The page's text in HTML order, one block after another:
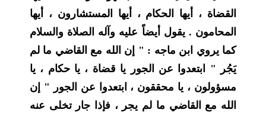
القضاة ، أيها الحكام ، أيها المستشارون ، أيها
المحامون . يقول أيضاً عليه وآله الصلاة والسلام
كما يروي ابن ماجه : " إن الله مع القاضي ما لم
يَجُر " ابتعدوا عن الجور يا قضاة ، يا حكام ، يا
مسؤولون ، يا محققون ، ابتعدوا عن الجور " إن
الله مع القاضي ما لم يجر ، فإذا جار تخلى عنه